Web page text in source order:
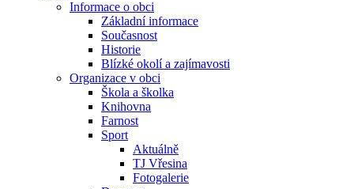
Informace o obci
Základní informace
Současnost
Historie
Blízké okolí a zajímavosti
Organizace v obci
Škola a školka
Knihovna
Farnost
Sport
Aktuálně
TJ Vřesina
Fotogalerie